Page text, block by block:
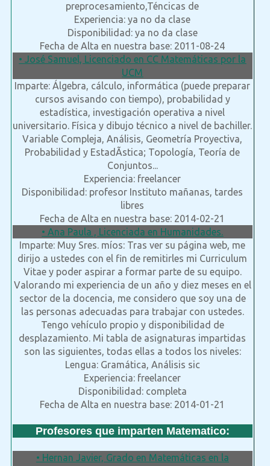
preprocesamiento,Téncicas de
Experiencia: ya no da clase
Disponibilidad: ya no da clase
Fecha de Alta en nuestra base: 2011-08-24
• José Samuel, Licenciado en CC Matemáticas por la
UCM
Imparte: Álgebra, cálculo, informática (puede preparar
cursos avisando con tiempo), probabilidad y
estadística, investigación operativa a nivel
universitario. Física y dibujo técnico a nivel de bachiller.
Variable Compleja, Análisis, Geometría Proyectiva,
Probabilidad y EstadÃ­stica; Topología, Teoría de
Conjuntos...
Experiencia: freelancer
Disponibilidad: profesor Instituto mañanas, tardes
libres
Fecha de Alta en nuestra base: 2014-02-21
• Ana Paula , Licenciada en Humanidades.
Imparte: Muy Sres. míos: Tras ver su página web, me
dirijo a ustedes con el fin de remitirles mi Curriculum
Vitae y poder aspirar a formar parte de su equipo.
Valorando mi experiencia de un año y diez meses en el
sector de la docencia, me considero que soy una de
las personas adecuadas para trabajar con ustedes.
Tengo vehículo propio y disponibilidad de
desplazamiento. Mi tabla de asignaturas impartidas
son las siguientes, todas ellas a todos los niveles:
Lengua: Gramática, Análisis sic
Experiencia: freelancer
Disponibilidad: completa
Fecha de Alta en nuestra base: 2014-01-21
Profesores que imparten Matematico:
• Hernan Javier, Grado en Matemáticas en la